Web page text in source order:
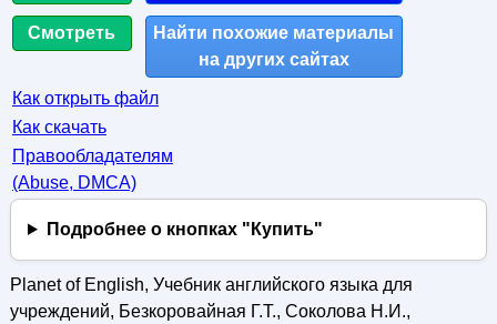
Смотреть
Найти похожие материалы
на других сайтах
Как открыть файл
Как скачать
Правообладателям
(Abuse, DMСA)
Подробнее о кнопках "Купить"
Planet of English, Учебник английского языка для
учреждений, Безкоровайная Г.Т., Соколова Н.И.,